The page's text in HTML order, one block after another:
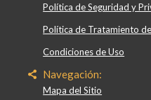
Política de Seguridad y
Política de Tratamiento
Condiciones de Uso
Navegación:
Mapa del Sitio